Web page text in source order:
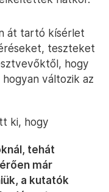
át tartó kísérlet
teszteket
hogy
változik az
ki, hogy
tehát
már
a kutatók